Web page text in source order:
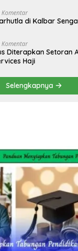
Komentar
di Kalbar
Komentar
Diterapkan Setoran
Haji
Selengkapnya